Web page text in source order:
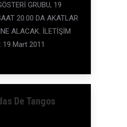
GRUBU, 19
20.00 DA AKATLAR
ALACAK. İLETİŞİM
19 Mart 2011
De Tangos